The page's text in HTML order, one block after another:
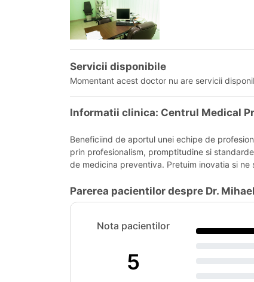
Servicii disponibile
Momentant acest doctor nu are servicii
Informatii clinica: Centrul Medical
Beneficiind de aportul unei echipe de
prin profesionalism, promptitudine si
de medicina preventiva. Pretuim inovatia si
Parerea pacientilor despre Dr.
Nota pacientilor
5